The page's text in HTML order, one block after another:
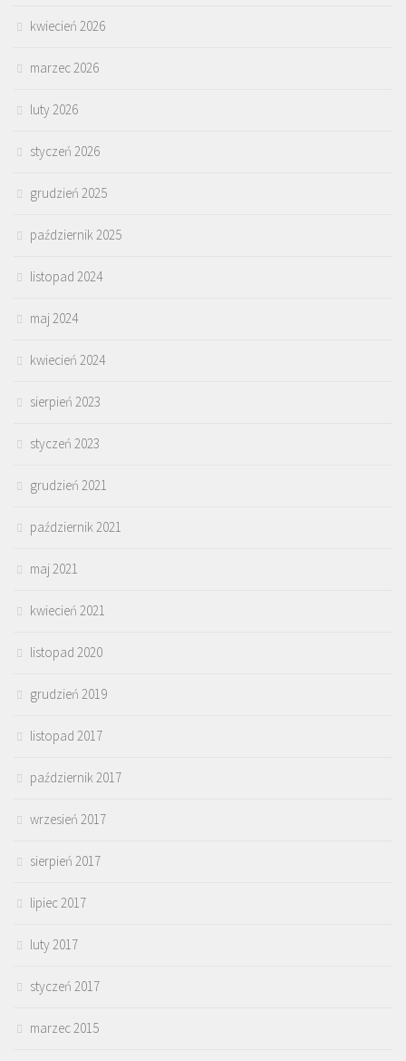
kwiecień 2026
marzec 2026
luty 2026
styczeń 2026
grudzień 2025
październik 2025
listopad 2024
maj 2024
kwiecień 2024
sierpień 2023
styczeń 2023
grudzień 2021
październik 2021
maj 2021
kwiecień 2021
listopad 2020
grudzień 2019
listopad 2017
październik 2017
wrzesień 2017
sierpień 2017
lipiec 2017
luty 2017
styczeń 2017
marzec 2015